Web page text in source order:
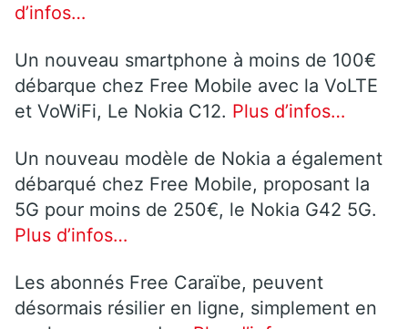
d’infos…
Un nouveau smartphone à moins de 100€
débarque chez Free Mobile avec la VoLTE
et VoWiFi, Le Nokia C12. Plus d’infos…
Un nouveau modèle de Nokia a également
débarqué chez Free Mobile, proposant la
5G pour moins de 250€, le Nokia G42 5G.
Plus d’infos…
Les abonnés Free Caraïbe, peuvent
désormais résilier en ligne, simplement en